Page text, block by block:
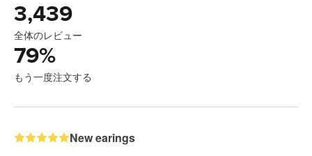
3,439
全体のレビュー
79%
もう一度注文する
New earings